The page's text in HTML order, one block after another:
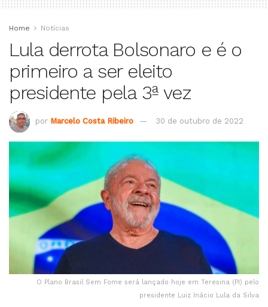
Home Notícias
Lula derrota Bolsonaro e é o
primeiro a ser eleito
presidente pela 3ª vez
por Marcelo Costa Ribeiro 30 de outubro de 2022
O Plano Brasil Sem Fome será lançado hoje em Teresina (PI) pelo
presidente Luiz Inácio Lula da Silva